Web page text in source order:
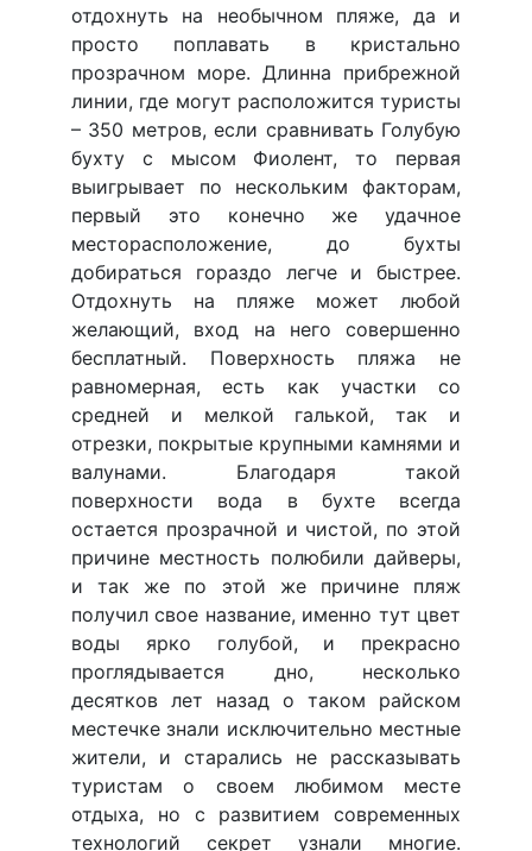
отдохнуть на необычном пляже, да и
просто поплавать в кристально
прозрачном море. Длинна прибрежной
линии, где могут расположится туристы
– 350 метров, если сравнивать Голубую
бухту с мысом Фиолент, то первая
выигрывает по нескольким факторам,
первый это конечно же удачное
месторасположение, до бухты
добираться гораздо легче и быстрее.
Отдохнуть на пляже может любой
желающий, вход на него совершенно
бесплатный. Поверхность пляжа не
равномерная, есть как участки со
средней и мелкой галькой, так и
отрезки, покрытые крупными камнями и
валунами. Благодаря такой
поверхности вода в бухте всегда
остается прозрачной и чистой, по этой
причине местность полюбили дайверы,
и так же по этой же причине пляж
получил свое название, именно тут цвет
воды ярко голубой, и прекрасно
проглядывается дно, несколько
десятков лет назад о таком райском
местечке знали исключительно местные
жители, и старались не рассказывать
туристам о своем любимом месте
отдыха, но с развитием современных
технологий секрет узнали многие.